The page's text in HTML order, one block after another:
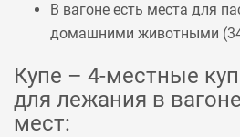
В вагоне есть места для
домашними животными (
Купе – 4-местные
для лежания в
мест: